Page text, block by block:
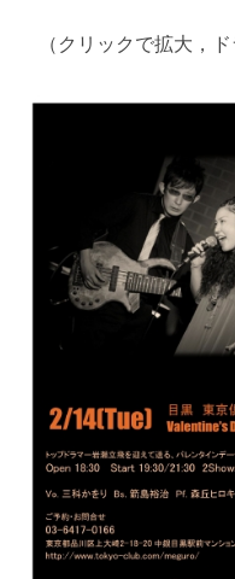
（クリックで拡大，